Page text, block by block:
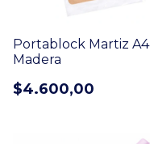
Portablock Martiz A4
Madera
$4.600,00